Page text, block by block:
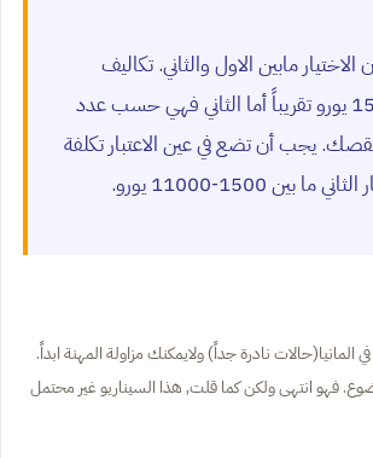
مابين الاول والثاني. تكاليف
الامتحان هي 150 يورو تقريباً أما الثاني فهي حسب عدد
يجب أن تضع في عين الاعتبار تكلفة
بين 1500-11000 يورو.
نادرة جداً) ولايمكنك مزاولة المهنة ابداً.
فهو انتهى ولكن كما قلت, هذا السيناريو غير محتمل